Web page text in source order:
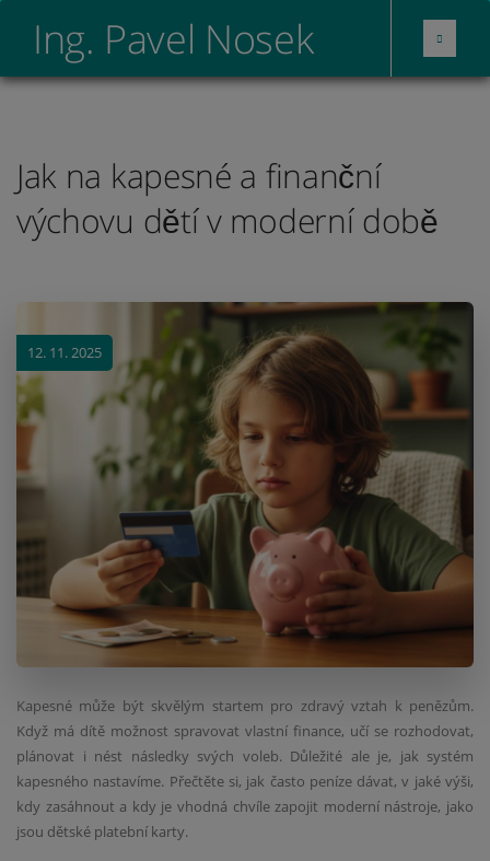
Ing. Pavel Nosek
Jak na kapesné a finanční
výchovu dětí v moderní době
12. 11. 2025
Kapesné může být skvělým startem pro zdravý vztah k penězům.
Když má dítě možnost spravovat vlastní finance, učí se rozhodovat,
plánovat i nést následky svých voleb. Důležité ale je, jak systém
kapesného nastavíme. Přečtěte si, jak často peníze dávat, v jaké výši,
kdy zasáhnout a kdy je vhodná chvíle zapojit moderní nástroje, jako
jsou dětské platební karty.